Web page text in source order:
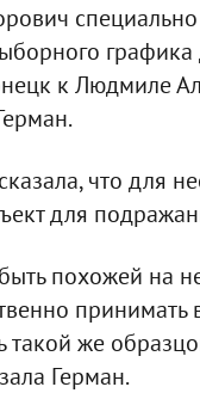
графика
к Людмиле
что для
для
похожей на
принимать
такой же
Герман.